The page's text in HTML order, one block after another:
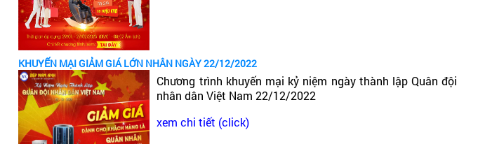
KHUYẾN MẠI GIẢM GIÁ LỚN NHÂN NGÀY 22/12/2022
Chương trình khuyến mại kỷ niệm ngày thành lập Quân đội
nhân dân Việt Nam 22/12/2022
xem chi tiết (click)